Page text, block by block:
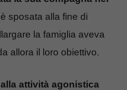
sposata alla fine di
la famiglia aveva
allora il loro obiettivo.
attività agonistica